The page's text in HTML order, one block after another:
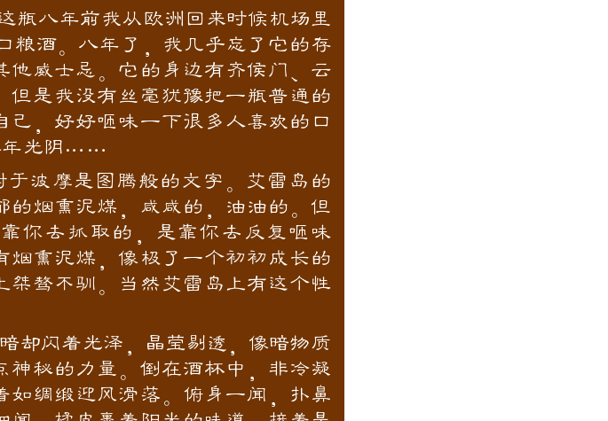
瓶八年前我从欧洲回来时候机场里
酒。八年了，我几乎忘了它的存
威士忌。它的身边有齐侯门、云
是我没有丝毫犹豫把一瓶普通的
，好好咂味一下很多人喜欢的口
年光阴……
摩是图腾般的文字。艾雷岛的
烟熏泥煤，咸咸的，油油的。但
你去抓取的，是靠你去反复咂味
熏泥煤，像极了一个初初成长的
骜不驯。当然艾雷岛上有这个性
闪着光泽，晶莹剔透，像暗物质
秘的力量。倒在酒杯中，非冷凝
绸缎迎风滑落。俯身一闻，扑鼻